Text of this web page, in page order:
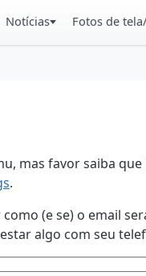
Notícias Fotos de
mas favor saiba
.
(e se) o email
algo com seu